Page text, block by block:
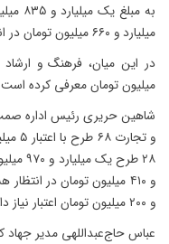
میلیارد و ۶۶۰ میلیون تومان در انتظار هستند.
میلیون تومان معرفی کرده
شاهین حریری رئیس اداره
و ۲۰۰ میلیون تومان اعتبار نیاز دارند که منتظریم مصوبه آن را بگیریم.